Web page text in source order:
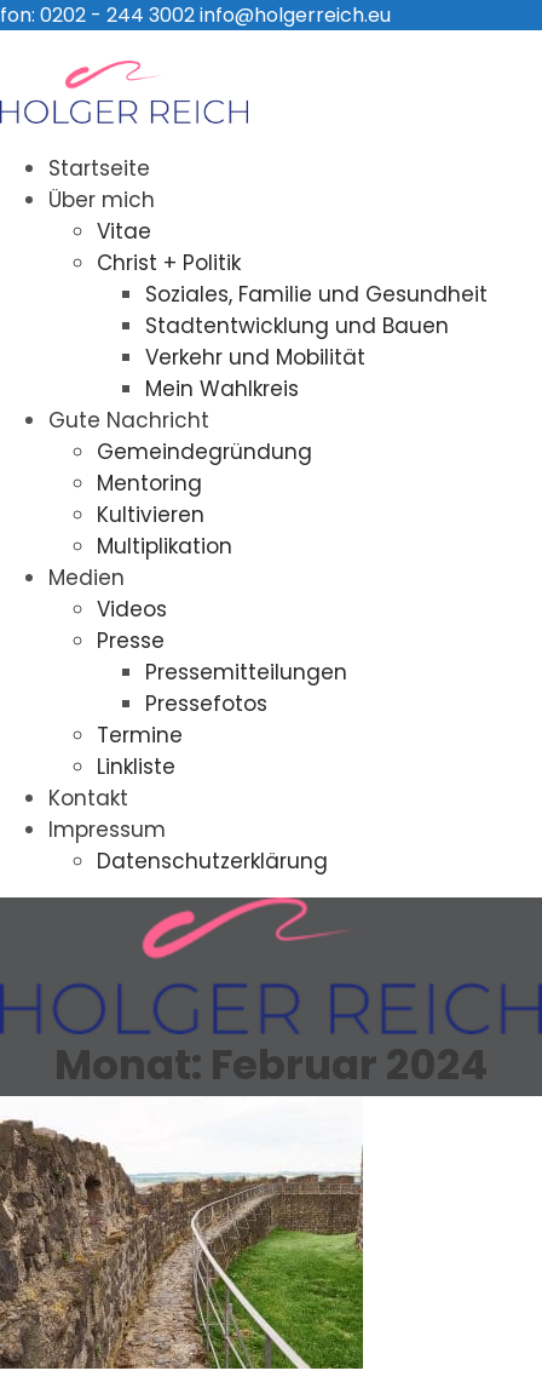
fon: 0202 - 244 3002info@holgerreich.eu
Startseite
Über mich
Vitae
Christ + Politik
Soziales, Familie und Gesundheit
Stadtentwicklung und Bauen
Verkehr und Mobilität
Mein Wahlkreis
Gute Nachricht
Gemeindegründung
Mentoring
Kultivieren
Multiplikation
Medien
Videos
Presse
Pressemitteilungen
Pressefotos
Termine
Linkliste
Kontakt
Impressum
Datenschutzerklärung
Monat: Februar 2024